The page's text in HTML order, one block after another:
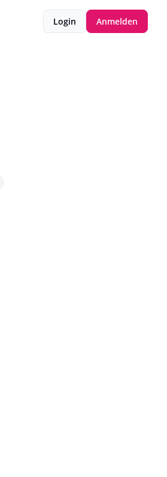
Login Anmelden